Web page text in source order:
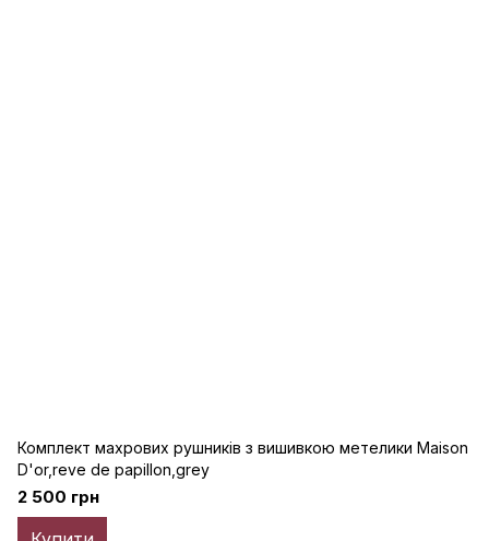
Комплект махрових рушників з вишивкою метелики Maison
D'or,reve de papillon,grey
2 500 грн